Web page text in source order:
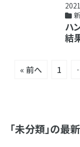
ハ
結
« 前へ 1
「未分類」の最